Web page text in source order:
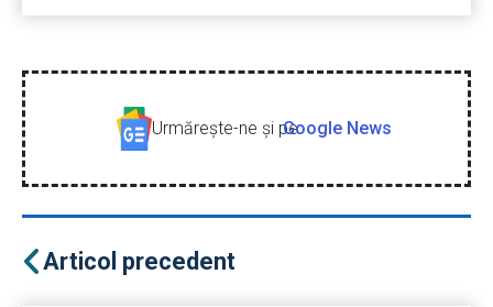
Urmăreşte-ne şi peGoogle News
Articol precedent